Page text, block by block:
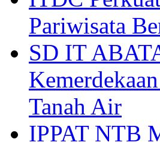
Pariwisata
SD IT
Tanah Air
IPPAT NTB